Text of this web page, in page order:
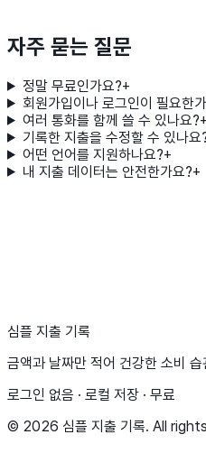
자주 묻는 질문
정말 무료인가요?+
회원가입이나 로그인이 필요한
여러 통화를 함께 쓸 수 있나요?+
기록한 지출을 수정할 수 있나요
어떤 언어를 지원하나요?+
내 지출 데이터는 안전한가요?+
▶ Google Play에서 받기
심플 지출 기록
금액과 날짜만 적어 건강한 소비
로그인 없음 · 로컬 저장 · 무료
© 2026 심플 지출 기록. All